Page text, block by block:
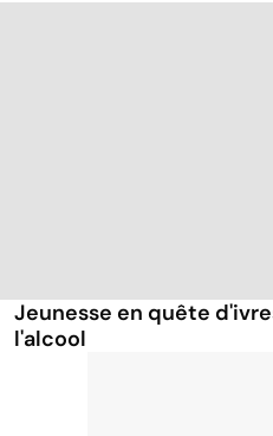
Jeunesse en quête
l'alcool